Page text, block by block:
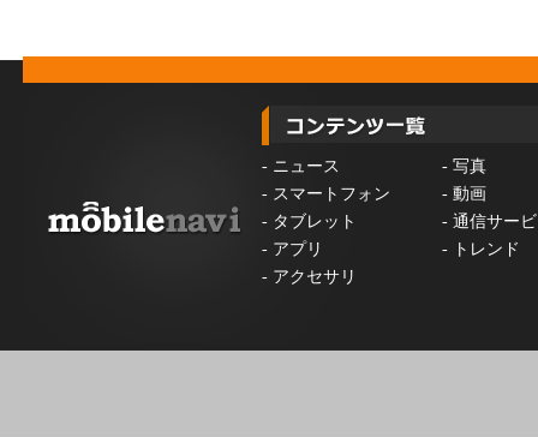
- ニュース - 写真
- スマートフォン - 動画
- タブレット - 通信サー
- アプリ -
トレンド
- アクセサリ